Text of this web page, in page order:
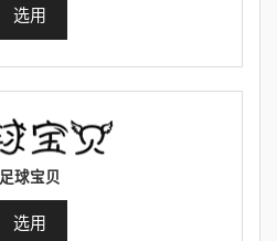
选用
足球宝贝
选用